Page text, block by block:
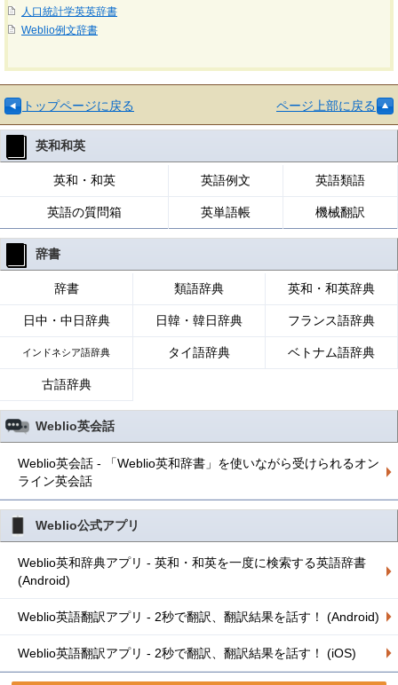
人口統計学英英辞書
Weblio例文辞書
トップページに戻る ページ上部に戻る
英和和英
英和・和英 英語例文 英語類語
英語の質問箱 英単語帳 機械翻訳
辞書
辞書 類語辞典 英和・和英辞典
日中・中日辞典 日韓・韓日辞典 フランス語辞典
インドネシア語辞典 タイ語辞典 ベトナム語辞典
古語辞典
Weblio英会話
Weblio英会話 - 「Weblio英和辞書」を使いながら受けられるオン
ライン英会話
Weblio公式アプリ
Weblio英和辞典アプリ - 英和・和英を一度に検索する英語辞書
(Android)
Weblio英語翻訳アプリ - 2秒で翻訳、翻訳結果を話す！ (Android)
Weblio英語翻訳アプリ - 2秒で翻訳、翻訳結果を話す！ (iOS)